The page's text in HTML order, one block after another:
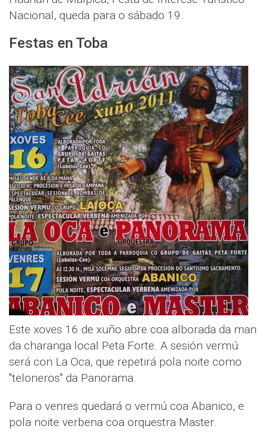
Nacional, queda para o sábado 19.
Festas en Toba
Este xoves 16 de xuño abre coa alborada da man
da charanga local Peta Forte. A sesión vermú
será con La Oca, que repetirá pola noite como
"teloneros" da Panorama.
Para o venres quedará o vermú coa Abanico, e
pola noite verbena coa orquestra Master.